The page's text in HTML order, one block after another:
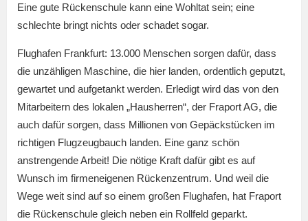
Eine gute Rückenschule kann eine Wohltat sein; eine
schlechte bringt nichts oder schadet sogar.
Flughafen Frankfurt: 13.000 Menschen sorgen dafür, dass
die unzähligen Maschine, die hier landen, ordentlich geputzt,
gewartet und aufgetankt werden. Erledigt wird das von den
Mitarbeitern des lokalen „Hausherren“, der Fraport AG, die
auch dafür sorgen, dass Millionen von Gepäckstücken im
richtigen Flugzeugbauch landen. Eine ganz schön
anstrengende Arbeit! Die nötige Kraft dafür gibt es auf
Wunsch im firmeneigenen Rückenzentrum. Und weil die
Wege weit sind auf so einem großen Flughafen, hat Fraport
die Rückenschule gleich neben ein Rollfeld geparkt.